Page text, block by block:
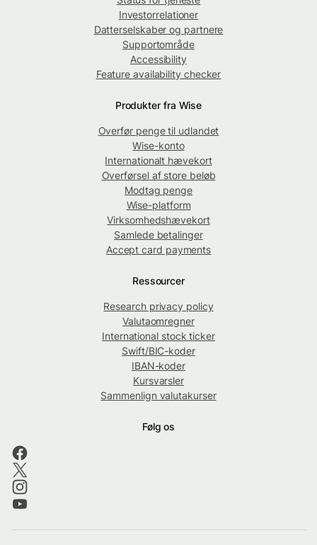
Investorrelationer
Datterselskaber og partnere
Supportområde
Accessibility
Feature availability checker
Produkter fra Wise
Overfør penge til udlandet
Wise-konto
Internationalt hævekort
Overførsel af store beløb
Modtag penge
Wise-platform
Virksomhedshævekort
Samlede betalinger
Accept card payments
Ressourcer
Research privacy policy
Valutaomregner
International stock ticker
Swift/BIC-koder
IBAN-koder
Kursvarsler
Sammenlign valutakurser
Følg os